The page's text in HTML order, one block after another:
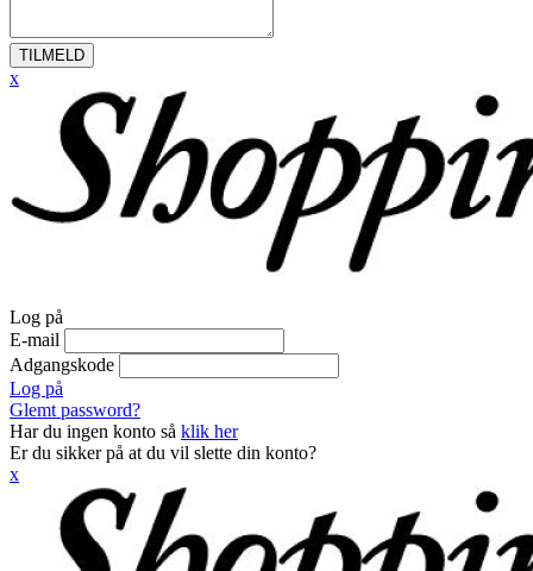
TILMELD
x
Log på
E-mail
Adgangskode
Log på
Glemt password?
Har du ingen konto så klik her
Er du sikker på at du vil slette din konto?
x